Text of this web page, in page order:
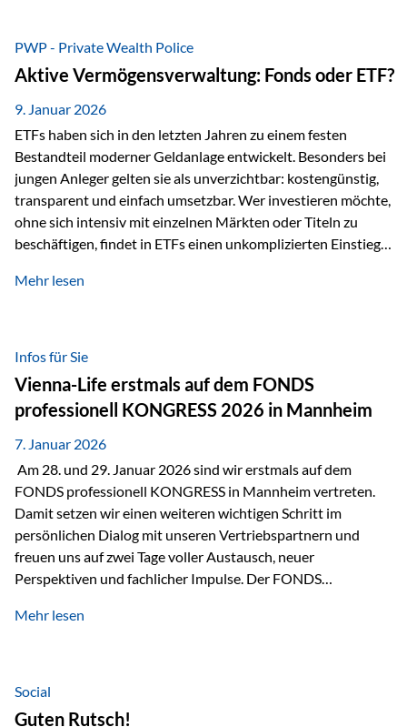
Inflationsrobustheit und Stabilisierung – eingebettet in eine
liechtensteinische Versicherungsstruktur. Die
Sicherheitsarchitektur: Liechtenstein als Strukturprinzip Die
Private Wealth Police positioniert sich mit einer dreistufigen
Sicherheitsarchitektur, die auf mehreren Ebenen ansetzt:
Stufe 1: Versicherer-Ebene • Versicherung mit…
PWP - Private Wealth Police
Aktive Vermögensverwaltung: Fonds oder ETF?
9. Januar 2026
ETFs haben sich in den letzten Jahren zu einem festen
Bestandteil moderner Geldanlage entwickelt. Besonders bei
jungen Anleger gelten sie als unverzichtbar: kostengünstig,
transparent und einfach umsetzbar. Wer investieren möchte,
ohne sich intensiv mit einzelnen Märkten oder Titeln zu
beschäftigen, findet in ETFs einen unkomplizierten Einstieg
werden häufig kritisch betrachtet. Sie gelten als teurer,
Beide Ansätze haben ihre Berechtigung und ihre Stärken
entfalten sie oft gerade in Kombination. ETFs: Effizient, breit
gestreut und klar strukturiert…
Mehr lesen
Infos für Sie
Vienna-Life erstmals auf dem FONDS
professionell KONGRESS 2026 in Mannheim
7. Januar 2026
Am 28. und 29. Januar 2026 sind wir erstmals auf dem
FONDS professionell KONGRESS in Mannheim vertreten.
Damit setzen wir einen weiteren wichtigen Schritt im
persönlichen Dialog mit unseren Vertriebspartnern und
freuen uns auf zwei Tage voller Austausch, neuer
Perspektiven und fachlicher Impulse. Der FONDS
Branchentreffen für Finanz- und Versicherungsprofis im
Vermögensstrukturierung und Nachfolgeplanung
gemeinsam zu diskutieren. Persönlich für Sie vor Ort An
Mehr lesen
Social
Guten Rutsch!